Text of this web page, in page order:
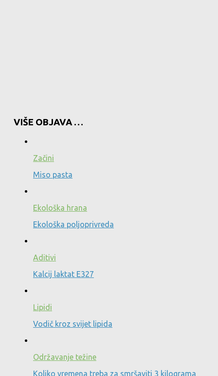
VIŠE OBJAVA …
Začini
Miso pasta
Ekološka hrana
Ekološka poljoprivreda
Aditivi
Kalcij laktat E327
Lipidi
Vodič kroz svijet lipida
Održavanje težine
Koliko vremena treba za smršaviti 3 kilograma